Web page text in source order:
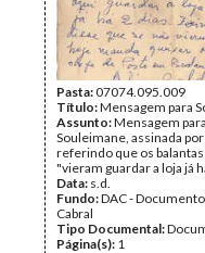
Pasta:07074.095.009
Título:Mensagem para
Assunto:Mensagem
Souleimane, assinada
referindo que os
"vieram guardar a loja já
Data: s.d.
Fundo:DAC -
Cabral
Tipo Documental:
Página(s): 1